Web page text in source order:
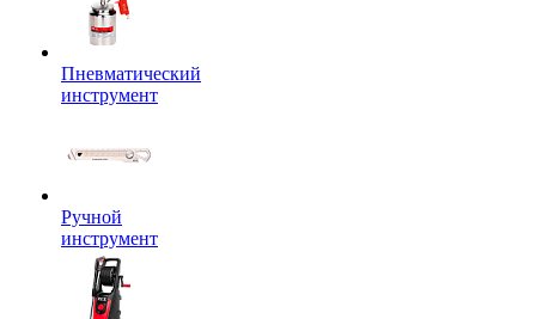
Пневматический
инструмент
Ручной
инструмент